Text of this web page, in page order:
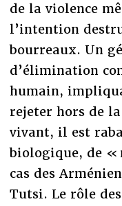
de la violence
l’intention
bourreaux. Un
d’élimination
humain,
rejeter hors de
vivant, il est
biologique, de «
cas des
Tutsi. Le rôle